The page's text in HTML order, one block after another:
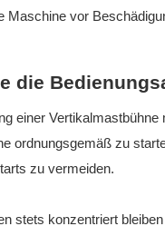
Maschine vor
die
einer
ordnungsgemäß zu
zu vermeiden.
stets konzentriert